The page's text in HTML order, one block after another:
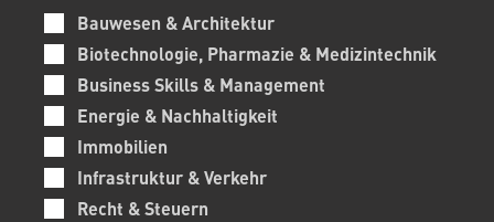
Bauwesen & Architektur
Biotechnologie, Pharmazie & Medizintechnik
Business Skills & Management
Energie & Nachhaltigkeit
Immobilien
Infrastruktur & Verkehr
Recht & Steuern